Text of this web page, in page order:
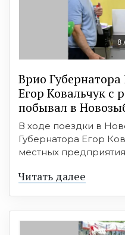
8
Врио
Егор Ковальчук с
побывал в
В ходе поездки в
Губернатора Егор
местных
Читать далее